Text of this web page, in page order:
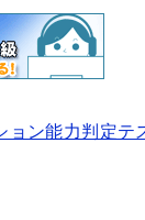
ョン能力判定テ